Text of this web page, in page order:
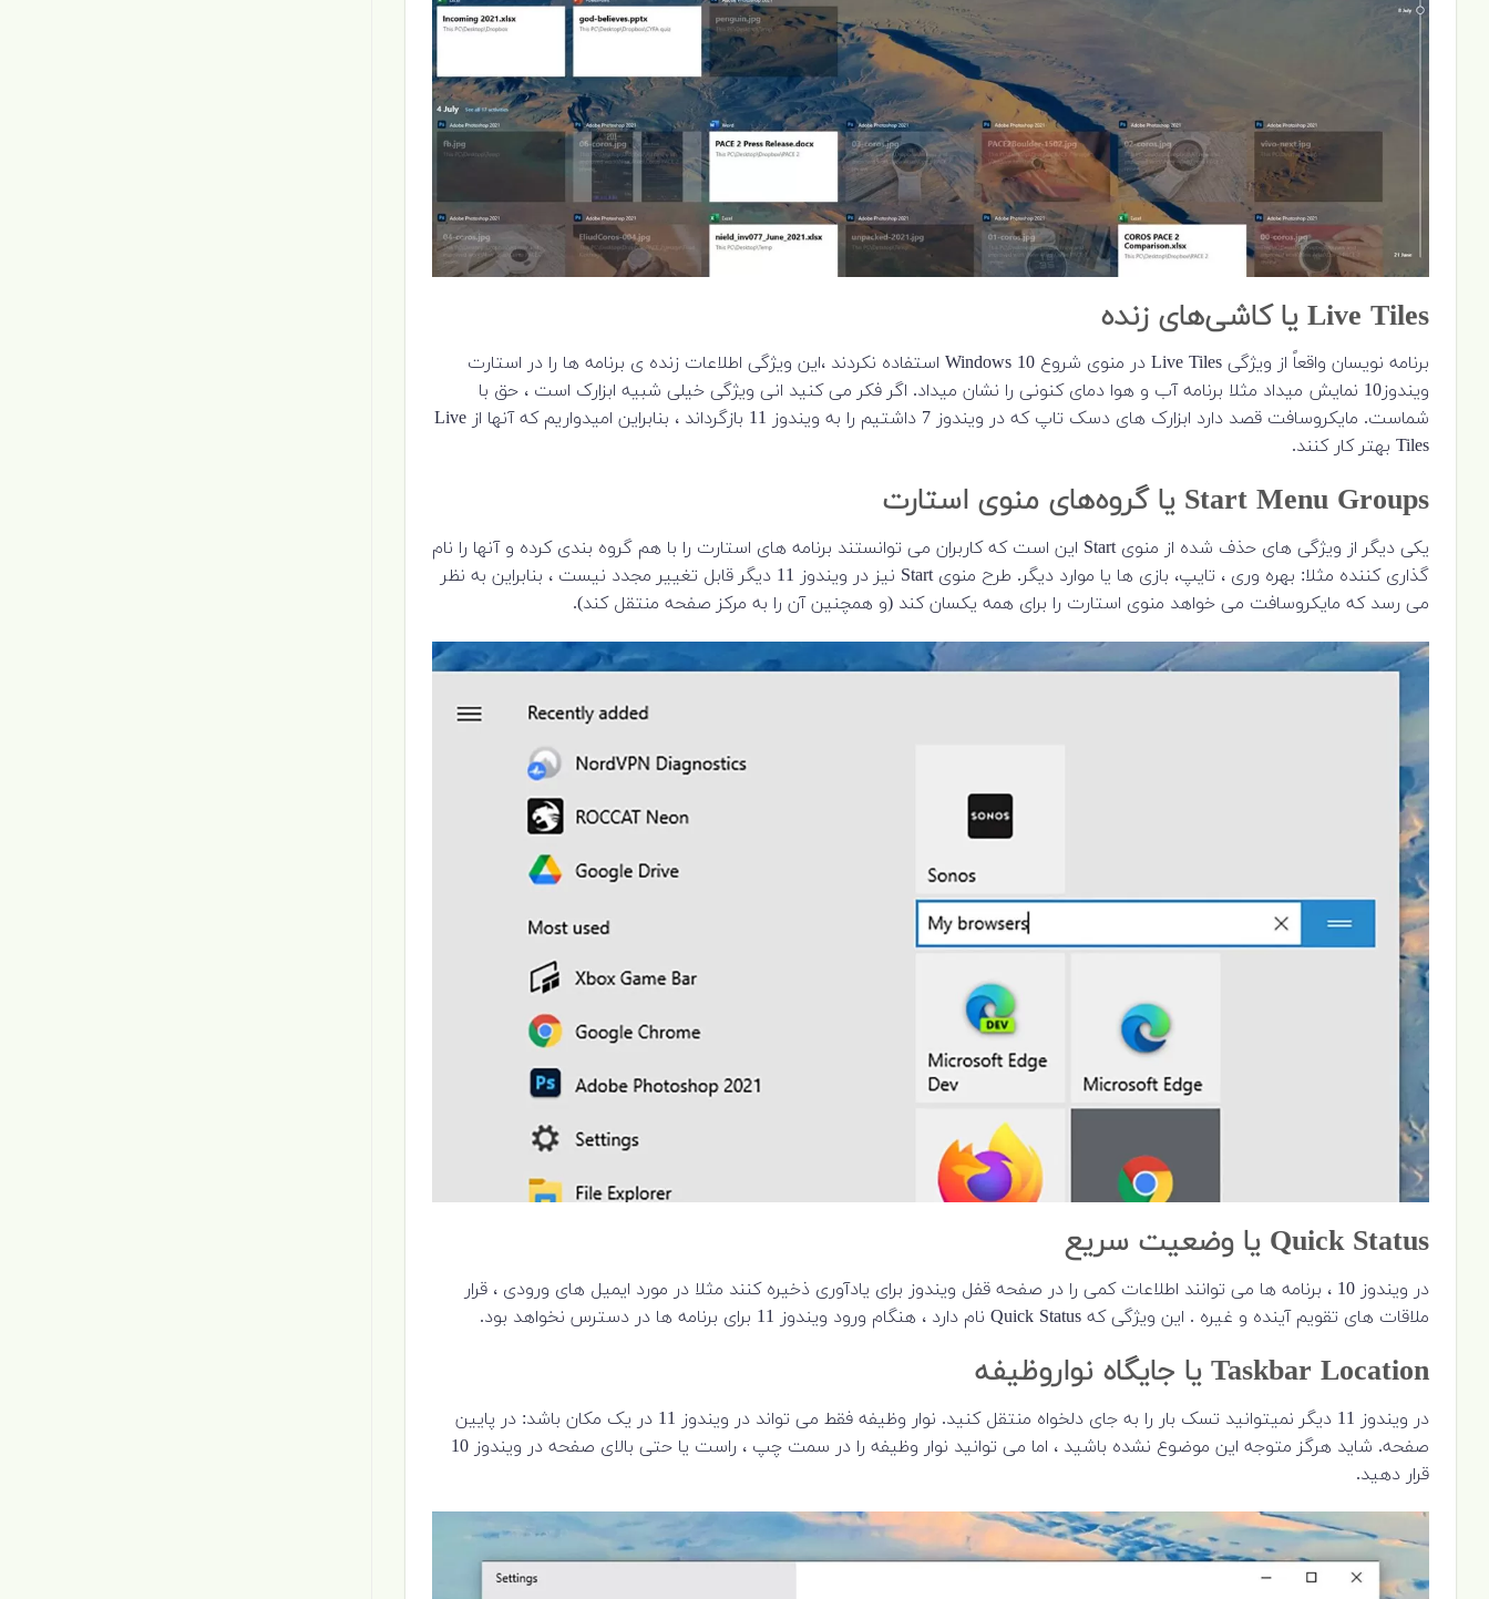
Live Tiles یا کاشی‌های زنده
برنامه نویسان واقعاً از ویژگی Live Tiles در منوی شروع Windows 10 استفاده نکردند ،این ویژگی اطلاعات زنده ی برنامه ها را در استارت
ویندوز10 نمایش میداد مثلا برنامه آب و هوا دمای کنونی را نشان میداد. اگر فکر می کنید انی ویژگی خیلی شبیه ابزارک است ، حق با
شماست. مایکروسافت قصد دارد ابزارک های دسک تاپ که در ویندوز 7 داشتیم را به ویندوز 11 بازگرداند ، بنابراین امیدواریم که آنها از Live
Tiles بهتر کار کنند.
Start Menu Groups یا گروه‌های منوی استارت
یکی دیگر از ویژگی های حذف شده از منوی Start این است که کاربران می توانستند برنامه های استارت را با هم گروه بندی کرده و آنها را نام
گذاری کننده مثلا: بهره وری ، تایپ، بازی ها یا موارد دیگر. طرح منوی Start نیز در ویندوز 11 دیگر قابل تغییر مجدد نیست ، بنابراین به نظر
می رسد که مایکروسافت می خواهد منوی استارت را برای همه یکسان کند (و همچنین آن را به مرکز صفحه منتقل کند).
Quick Status یا وضعیت سریع
در ویندوز 10 ، برنامه ها می توانند اطلاعات کمی را در صفحه قفل ویندوز برای یادآوری ذخیره کنند مثلا در مورد ایمیل های ورودی ، قرار
ملاقات های تقویم آینده و غیره . این ویژگی که Quick Status نام دارد ، هنگام ورود ویندوز 11 برای برنامه ها در دسترس نخواهد بود.
Taskbar Location یا جایگاه نواروظیفه
در ویندوز 11 دیگر نمیتوانید تسک بار را به جای دلخواه منتقل کنید. نوار وظیفه فقط می تواند در ویندوز 11 در یک مکان باشد: در پایین
صفحه. شاید هرگز متوجه این موضوع نشده باشید ، اما می توانید نوار وظیفه را در سمت چپ ، راست یا حتی بالای صفحه در ویندوز 10
قرار دهید.